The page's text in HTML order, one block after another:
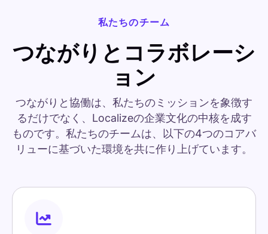
私たちのチーム
つながりとコラボレーシ
ョン
つながりと協働は、私たちのミッションを象徴す
るだけでなく、Localizeの企業文化の中核を成す
ものです。私たちのチームは、以下の4つのコアバ
リューに基づいた環境を共に作り上げています。